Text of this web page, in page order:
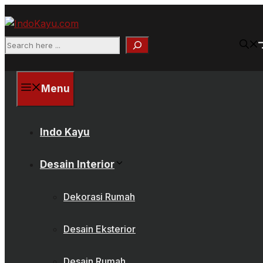
to
content
Search
Menu
Indo Kayu
Desain Interior
Dekorasi Rumah
Desain Eksterior